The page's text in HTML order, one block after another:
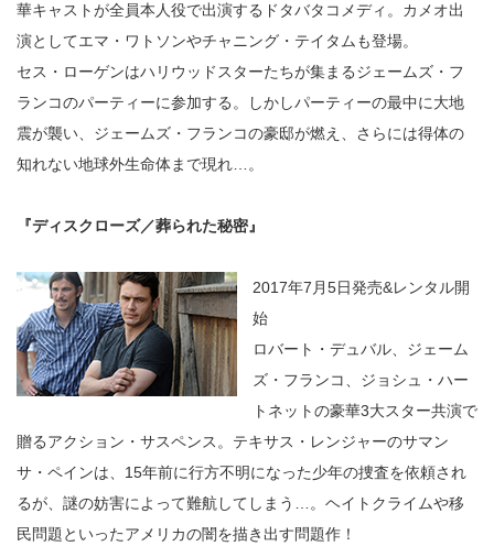
華キャストが全員本人役で出演するドタバタコメディ。カメオ出
演としてエマ・ワトソンやチャニング・テイタムも登場。
セス・ローゲンはハリウッドスターたちが集まるジェームズ・フ
ランコのパーティーに参加する。しかしパーティーの最中に大地
震が襲い、ジェームズ・フランコの豪邸が燃え、さらには得体の
知れない地球外生命体まで現れ…。
『ディスクローズ／葬られた秘密』
2017年7月5日発売&レンタル開
始
ロバート・デュバル、ジェーム
ズ・フランコ、ジョシュ・ハー
トネットの豪華3大スター共演で
贈るアクション・サスペンス。テキサス・レンジャーのサマン
サ・ペインは、15年前に行方不明になった少年の捜査を依頼され
るが、謎の妨害によって難航してしまう…。ヘイトクライムや移
民問題といったアメリカの闇を描き出す問題作！